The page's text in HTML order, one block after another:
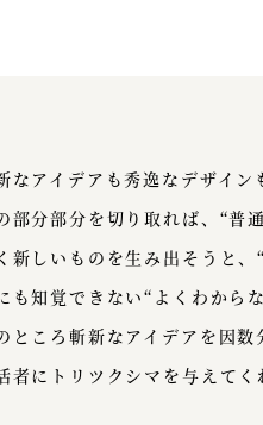
なアイデアも秀逸なデザイン
部分部分を切り取れば、“普
新しいものを生み出そうと、
も知覚できない“よくわから
ところ斬新なアイデアを因数
者にトリツクシマを与えてく